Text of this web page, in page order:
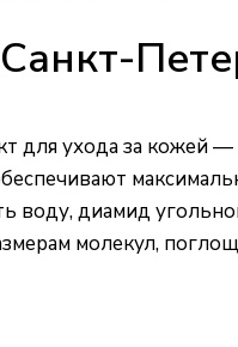
для ухода за кожей
воду, диамид
молекул,